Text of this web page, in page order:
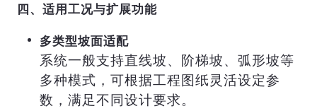
四、适用工况与扩展功能
多类型坡面适配
系统一般支持直线坡、阶梯坡、弧形坡等
多种模式，可根据工程图纸灵活设定参
数，满足不同设计要求。